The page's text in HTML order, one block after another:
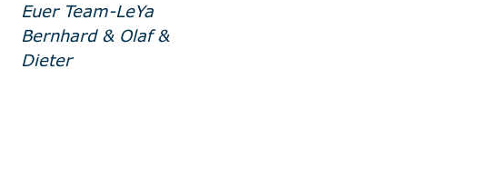
Euer Team-LeYa
Bernhard & Olaf &
Dieter